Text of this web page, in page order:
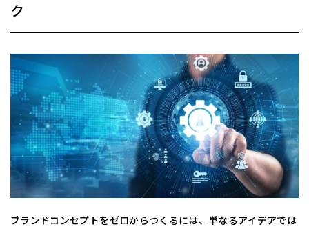
ク
ブランドコンセプトをゼロからつくるには、単なるアイデアでは